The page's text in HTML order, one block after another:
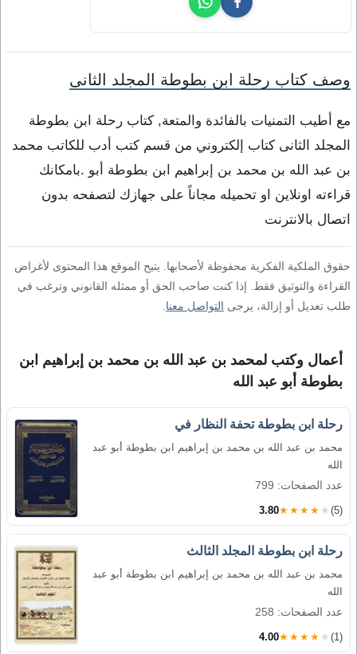
وصف كتاب رحلة ابن بطوطة المجلد الثانى
مع أطيب التمنيات بالفائدة والمتعة, كتاب رحلة ابن بطوطة
المجلد الثانى كتاب إلكتروني من قسم كتب أدب للكاتب محمد
بن عبد الله بن محمد بن إبراهيم ابن بطوطة أبو .بامكانك
قراءته اونلاين او تحميله مجاناً على جهازك لتصفحه بدون
اتصال بالانترنت
حقوق الملكية الفكرية محفوظة لأصحابها. يتيح الموقع هذا المحتوى لأغراض
القراءة والتوثيق فقط. إذا كنت صاحب الحق أو ممثله القانوني وترغب في
طلب تعديل أو إزالة، يرجى التواصل معنا
أعمال وكتب لمحمد بن عبد الله بن محمد بن إبراهيم ابن
بطوطة أبو عبد الله
رحلة ابن بطوطة تحفة النظار في
محمد بن عبد الله بن محمد بن إبراهيم ابن بطوطة أبو عبد
الله
عدد الصفحات: 799
3.80★★★★★ (5)
رحلة ابن بطوطة المجلد الثالث
محمد بن عبد الله بن محمد بن إبراهيم ابن بطوطة أبو عبد
الله
عدد الصفحات: 258
4.00★★★★★ (1)